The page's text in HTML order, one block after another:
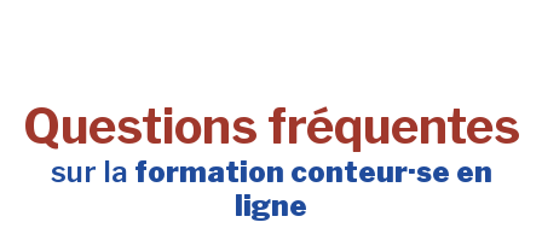
Questions fréquentes
sur la formation conteur·se en
ligne